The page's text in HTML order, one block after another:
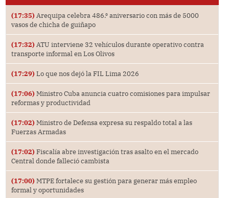
(17:35) Arequipa celebra 486.⁰ aniversario con más de 5000
vasos de chicha de guiñapo
(17:32) ATU interviene 32 vehículos durante operativo contra
transporte informal en Los Olivos
(17:29) Lo que nos dejó la FIL Lima 2026
(17:06) Ministro Cuba anuncia cuatro comisiones para impulsar
reformas y productividad
(17:02) Ministro de Defensa expresa su respaldo total a las
Fuerzas Armadas
(17:02) Fiscalía abre investigación tras asalto en el mercado
Central donde falleció cambista
(17:00) MTPE fortalece su gestión para generar más empleo
formal y oportunidades